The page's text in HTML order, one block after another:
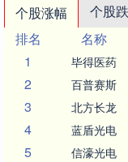
个股涨幅 个股
排名
名称
1
毕得医药
2 百普赛斯
3 北方长龙
4 蓝盾光电
5 信濠光电